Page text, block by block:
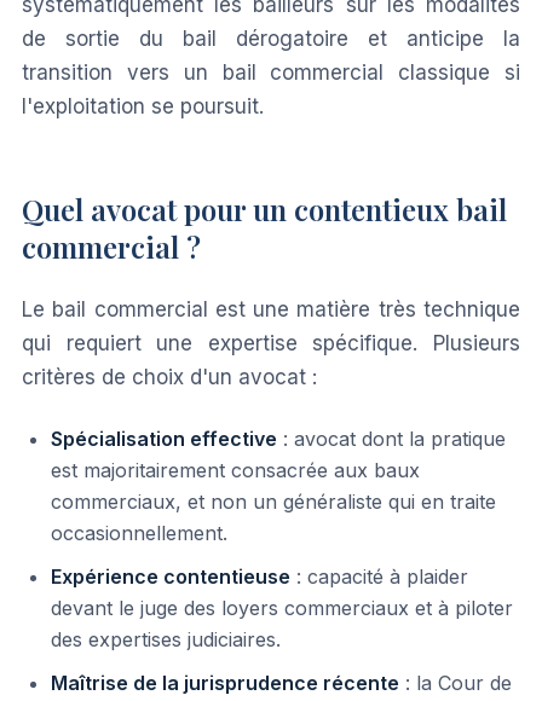
systématiquement les bailleurs sur les modalités
de sortie du bail dérogatoire et anticipe la
transition vers un bail commercial classique si
l'exploitation se poursuit.
Quel avocat pour un contentieux bail
commercial ?
Le bail commercial est une matière très technique
qui requiert une expertise spécifique. Plusieurs
critères de choix d'un avocat :
Spécialisation effective : avocat dont la pratique
est majoritairement consacrée aux baux
commerciaux, et non un généraliste qui en traite
occasionnellement.
Expérience contentieuse : capacité à plaider
devant le juge des loyers commerciaux et à piloter
des expertises judiciaires.
Maîtrise de la jurisprudence récente : la Cour de